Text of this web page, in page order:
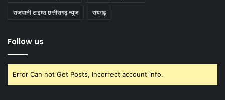
राजधानी टाइम्स छत्तीसगढ़ न्यूज रायगढ़
Follow us
Error Can not Get Posts, Incorrect account info.